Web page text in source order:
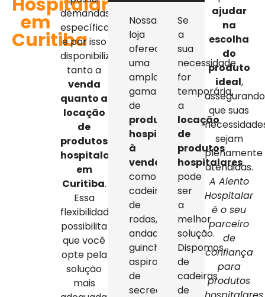
em
Curitiba
demandas
específicas,
e por isso
disponibilizamos
tanto a
venda
quanto a
locação
de
produtos
hospitalares
em
Curitiba.
Essa
flexibilidade
possibilita
que você
opte pela
solução
mais
Nossa
loja
oferece
uma
ampla
gama
de
produtos
hospitalares
à
venda
como
cadeiras
de
rodas,
andadores,
guinchos,
aspiradores
de
secreção,
Se
a
sua
necessidade
for
temporária,
a
locação
de
produtos
hospitalares
pode
ser
a
melhor
solução.
Dispomos
de
cadeiras
de
ajudar
na
escolha
do
produto
ideal,
assegurando
que suas
sejam
plenamente
atendidas.
A Alento
Hospitalar
é o seu
parceiro
de
confiança
para
produtos